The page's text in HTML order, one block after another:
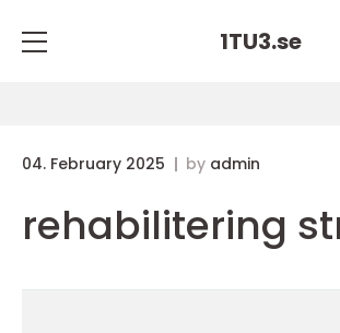
1TU3.se
04. February 2025 by admin
rehabilitering